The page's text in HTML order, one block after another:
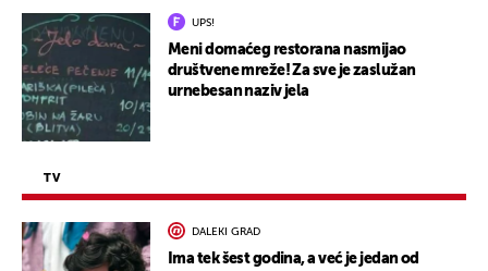
UPS!
Meni domaćeg restorana nasmijao
društvene mreže! Za sve je zaslužan
urnebesan naziv jela
TV
DALEKI GRAD
Ima tek šest godina, a već je jedan od